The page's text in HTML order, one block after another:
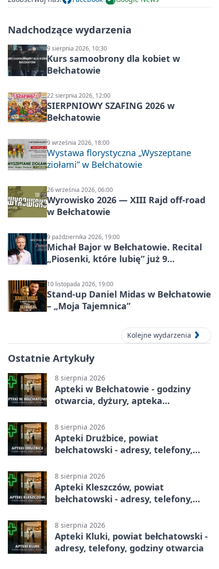
Nadchodzące wydarzenia
9 sierpnia 2026, 10:30
Kurs samoobrony dla kobiet w
Bełchatowie
22 sierpnia 2026, 12:00
SIERPNIOWY SZAFING 2026 w
Bełchatowie
9 września 2026, 18:00
Wystawa florystyczna „Wyszeptane
ziołami” w Bełchatowie
26 września 2026, 06:00
Wyrowisko 2026 — XIII Rajd off‑road
w Bełchatowie
9 października 2026, 19:00
Michał Bajor w Bełchatowie. Recital
„Piosenki, które lubię” już 9
10 listopada 2026, 19:00
Stand-up Daniel Midas w Bełchatowie
– „Moja Tajemnica”
Kolejne wydarzenia
Ostatnie Artykuły
8 sierpnia 2026
Apteki w Bełchatowie - godziny
otwarcia, dyżury, apteka
8 sierpnia 2026
Apteki Drużbice, powiat
bełchatowski - adresy, telefony,
8 sierpnia 2026
Apteki Kleszczów, powiat
bełchatowski - adresy, telefony,
8 sierpnia 2026
Apteki Kluki, powiat bełchatowski -
adresy, telefony, godziny otwarcia